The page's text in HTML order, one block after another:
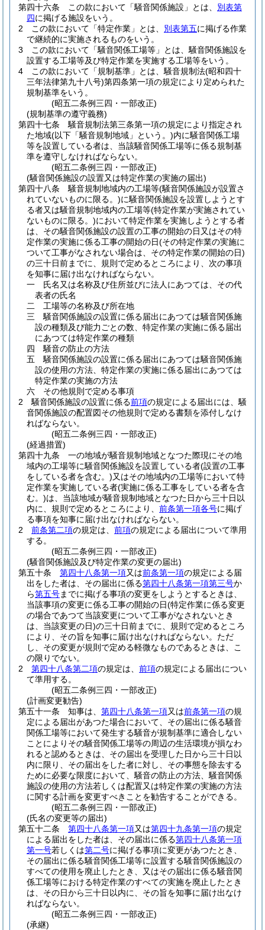
第四十六条
この款において「騒音関係施設」とは、 別表第
四に掲げる施設をいう。
2
この款において「特定作業」とは、 別表第五に掲げる作業
で継続的に実施されるものをいう。
3
この款において「騒音関係工場等」とは、騒音関係施設を
設置する工場等及び特定作業を実施する工場等をいう。
4
この款において「規制基準」とは、騒音規制法(昭和四十
三年法律第九十八号)第四条第一項の規定により定められた
規制基準をいう。
(昭五二条例三四・一部改正)
(規制基準の遵守義務)
第四十七条
騒音規制法第三条第一項の規定により指定され
た地域(以下「騒音規制地域」という。)内に騒音関係工場
等を設置している者は、当該騒音関係工場等に係る規制基
準を遵守しなければならない。
(昭五二条例三四・一部改正)
(騒音関係施設の設置又は特定作業の実施の届出)
第四十八条
騒音規制地域内の工場等(騒音関係施設が設置さ
れていないものに限る。)に騒音関係施設を設置しようとす
る者又は騒音規制地域内の工場等(特定作業が実施されてい
ないものに限る。)において特定作業を実施しようとする者
は、その騒音関係施設の設置の工事の開始の日又はその特
定作業の実施に係る工事の開始の日(その特定作業の実施に
ついて工事がなされない場合は、その特定作業の開始の日)
の三十日前までに、規則で定めるところにより、次の事項
を知事に届け出なければならない。
一
氏名又は名称及び住所並びに法人にあつては、その代
表者の氏名
二
工場等の名称及び所在地
三
騒音関係施設の設置に係る届出にあつては騒音関係施
設の種類及び能力ごとの数、特定作業の実施に係る届出
にあつては特定作業の種類
四
騒音の防止の方法
五
騒音関係施設の設置に係る届出にあつては騒音関係施
設の使用の方法、特定作業の実施に係る届出にあつては
特定作業の実施の方法
六
その他規則で定める事項
2
騒音関係施設の設置に係る前項の規定による届出には、騒
音関係施設の配置図その他規則で定める書類を添付しなけ
ればならない。
(昭五二条例三四・一部改正)
(経過措置)
第四十九条
一の地域が騒音規制地域となつた際現にその地
域内の工場等に騒音関係施設を設置している者(設置の工事
をしている者を含む。)又はその地域内の工場等において特
定作業を実施している者(実施に係る工事をしている者を含
む。)は、当該地域が騒音規制地域となつた日から三十日以
内に、規則で定めるところにより、 前条第一項各号に掲げ
る事項を知事に届け出なければならない。
2
前条第二項の規定は、 前項の規定による届出について準用
する。
(昭五二条例三四・一部改正)
(騒音関係施設及び特定作業の変更の届出)
第五十条
第四十八条第一項又は前条第一項の規定による届
出をした者は、その届出に係る第四十八条第一項第三号か
ら第五号までに掲げる事項の変更をしようとするときは、
当該事項の変更に係る工事の開始の日(特定作業に係る変更
の場合であつて当該変更について工事がなされないとき
は、当該変更の日)の三十日前までに、規則で定めるところ
により、その旨を知事に届け出なければならない。 ただ
し、その変更が規則で定める軽微なものであるときは、こ
の限りでない。
2
第四十八条第二項の規定は、 前項の規定による届出につい
て準用する。
(昭五二条例三四・一部改正)
(計画変更勧告)
第五十一条
知事は、 第四十八条第一項又は前条第一項の規
定による届出があつた場合において、その届出に係る騒音
関係工場等において発生する騒音が規制基準に適合しない
ことによりその騒音関係工場等の周辺の生活環境が損なわ
れると認めるときは、その届出を受理した日から三十日以
内に限り、その届出をした者に対し、その事態を除去する
ために必要な限度において、騒音の防止の方法、騒音関係
施設の使用の方法若しくは配置又は特定作業の実施の方法
に関する計画を変更すべきことを勧告することができる。
(昭五二条例三四・一部改正)
(氏名の変更等の届出)
第五十二条
第四十八条第一項又は第四十九条第一項の規定
による届出をした者は、その届出に係る第四十八条第一項
第一号若しくは第二号に掲げる事項に変更があつたとき、
その届出に係る騒音関係工場等に設置する騒音関係施設の
すべての使用を廃止したとき、又はその届出に係る騒音関
係工場等における特定作業のすべての実施を廃止したとき
は、その日から三十日以内に、その旨を知事に届け出なけ
ればならない。
(昭五二条例三四・一部改正)
(承継)